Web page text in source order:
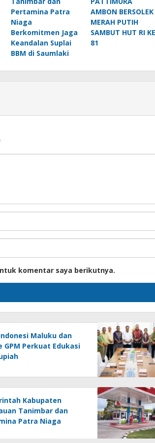
Pertamina Patra
Niaga
Berkomitmen Jaga
Keandalan Suplai
BBM di Saumlaki
AMBON BERSOLEK
MERAH PUTIH
SAMBUT HUT RI
81
komentar saya berikutnya.
Maluku dan
GPM Perkuat Edukasi
Kabupaten
Tanimbar dan
Patra Niaga